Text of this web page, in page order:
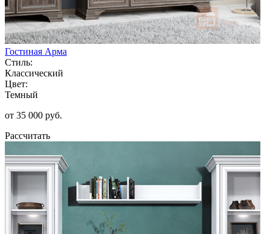
Гостиная Арма
Стиль:
Классический
Цвет:
Темный
от 35 000 руб.
Рассчитать